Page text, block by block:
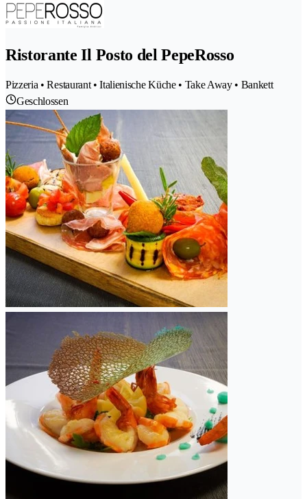
Ristorante Il Posto del PepeRosso
Pizzeria • Restaurant • Italienische Küche • Take Away • Bankett
Geschlossen